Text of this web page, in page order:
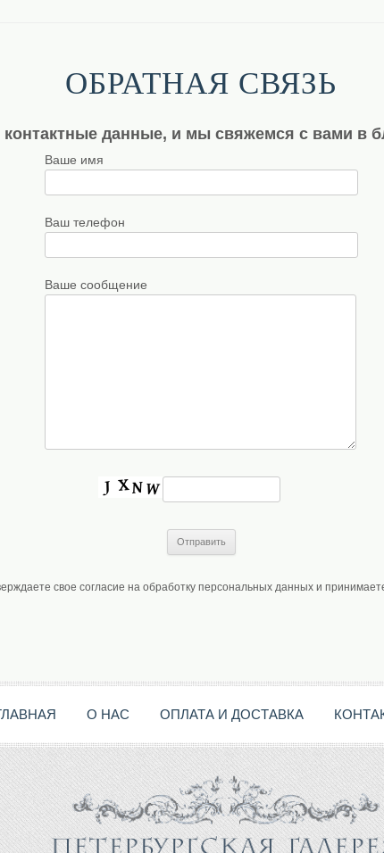
ОБРАТНАЯ СВЯЗЬ
контактные данные, и мы свяжемся с вами в
Ваше имя
Ваш телефон
Ваше сообщение
свое согласие на обработку персональных данных и
О НАС ОПЛАТА И ДОСТАВКА